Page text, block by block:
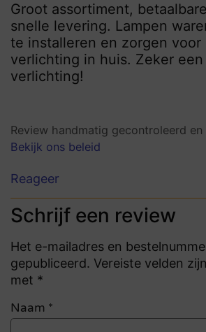
Groot assortiment,
snelle levering. Lampen
te installeren en zorgen voor
verlichting in huis. Zeker
verlichting!
Review handmatig gecontroleerd
Bekijk ons beleid
Reageer
Schrijf een review
Het e-mailadres en
gepubliceerd. Vereiste velden
met *
Naam *